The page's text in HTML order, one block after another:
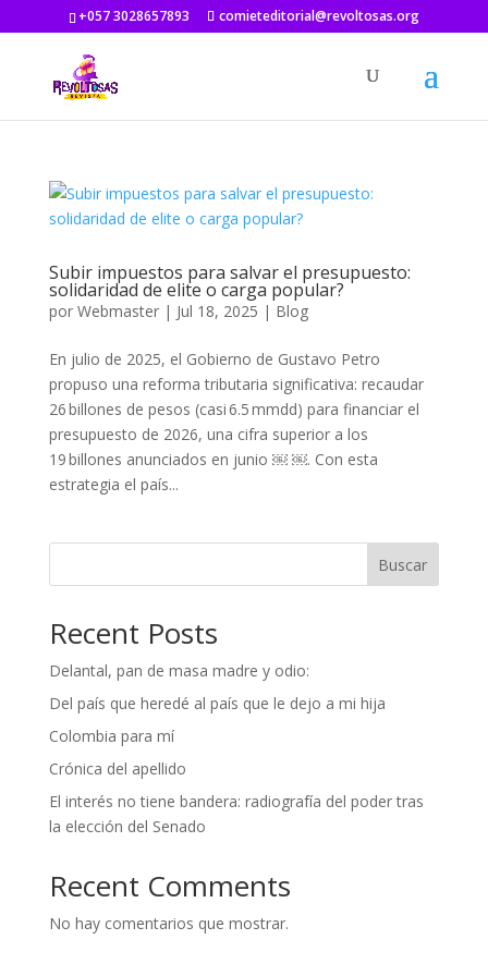
+057 3028657893 comieteditorial@revoltosas.org
Subir impuestos para salvar el presupuesto:
solidaridad de elite o carga popular?
por Webmaster| Jul 18, 2025 | Blog
En julio de 2025, el Gobierno de Gustavo Petro
propuso una reforma tributaria significativa: recaudar
26 billones de pesos (casi 6.5 mmdd) para financiar el
presupuesto de 2026, una cifra superior a los
19 billones anunciados en junio ￼ ￼. Con esta
estrategia el país...
Buscar
Recent Posts
Delantal, pan de masa madre y odio:
Del país que heredé al país que le dejo a mi hija
Colombia para mí
Crónica del apellido
El interés no tiene bandera: radiografía del poder tras
la elección del Senado
Recent Comments
No hay comentarios que mostrar.